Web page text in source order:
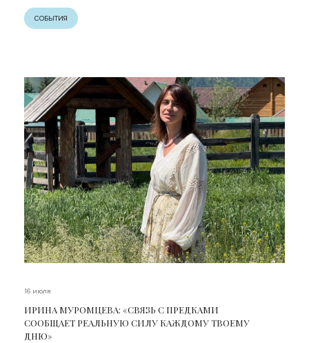
СОБЫТИЯ
16 июля
ИРИНА МУРОМЦЕВА: «СВЯЗЬ С ПРЕДКАМИ
СООБЩАЕТ РЕАЛЬНУЮ СИЛУ КАЖДОМУ ТВОЕМУ
ДНЮ»